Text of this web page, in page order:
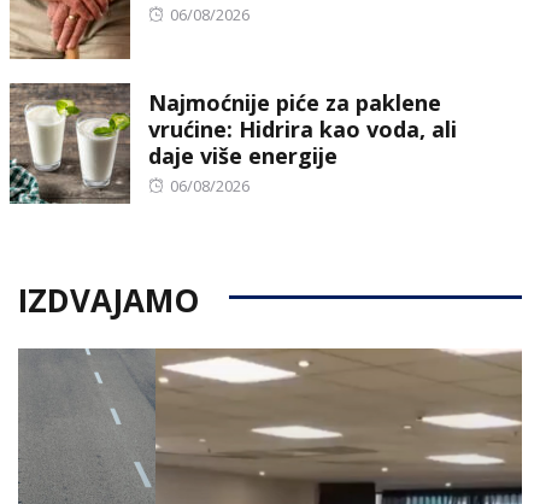
Posted
06/08/2026
Najmoćnije piće za paklene
vrućine: Hidrira kao voda, ali
daje više energije
Posted
06/08/2026
IZDVAJAMO